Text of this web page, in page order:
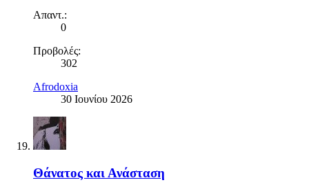
Απαντ.:
0
Προβολές:
302
Afrodoxia
30 Ιουνίου 2026
Θάνατος και Ανάσταση